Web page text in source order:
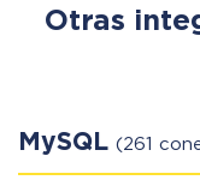
Otras
MySQL (261